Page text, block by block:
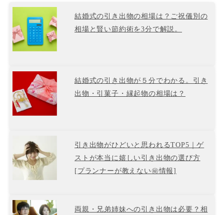
結婚式の引き出物の相場は？ご祝儀別の
相場と賢い節約術を3分で解説。
結婚式の引き出物が５分でわかる。引き
出物・引菓子・縁起物の相場は？
引き出物がひどいと思われるTOP5｜ゲ
ストが本当に嬉しい引き出物の選び方
[プランナーが教えない㊙情報]
両親・兄弟姉妹への引き出物は必要？相